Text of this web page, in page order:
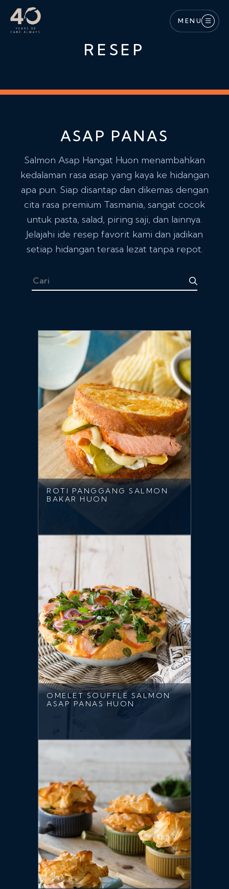
Lewati ke konten utama
MENU
RESEP
ASAP PANAS
Salmon Asap Hangat Huon menambahkan
kedalaman rasa asap yang kaya ke hidangan
apa pun. Siap disantap dan dikemas dengan
cita rasa premium Tasmania, sangat cocok
untuk pasta, salad, piring saji, dan lainnya.
Jelajahi ide resep favorit kami dan jadikan
setiap hidangan terasa lezat tanpa repot.
Cari
ROTI PANGGANG SALMON
BAKAR HUON
OMELET SOUFFLE SALMON
ASAP PANAS HUON